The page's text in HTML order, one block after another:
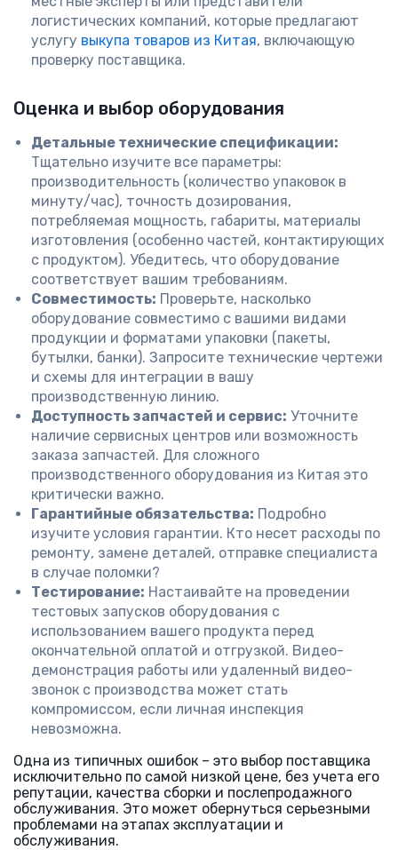
логистических компаний, которые предлагают
услугу выкупа товаров из Китая, включающую
проверку поставщика.
Оценка и выбор оборудования
Детальные технические спецификации:
Тщательно изучите все параметры:
производительность (количество упаковок в
минуту/час), точность дозирования,
потребляемая мощность, габариты, материалы
изготовления (особенно частей, контактирующих
с продуктом). Убедитесь, что оборудование
соответствует вашим требованиям.
Совместимость: Проверьте, насколько
оборудование совместимо с вашими видами
продукции и форматами упаковки (пакеты,
бутылки, банки). Запросите технические чертежи
и схемы для интеграции в вашу
производственную линию.
Доступность запчастей и сервис: Уточните
наличие сервисных центров или возможность
заказа запчастей. Для сложного
производственного оборудования из Китая это
критически важно.
Гарантийные обязательства: Подробно
изучите условия гарантии. Кто несет расходы по
ремонту, замене деталей, отправке специалиста
в случае поломки?
Тестирование: Настаивайте на проведении
тестовых запусков оборудования с
использованием вашего продукта перед
окончательной оплатой и отгрузкой. Видео-
демонстрация работы или удаленный видео-
звонок с производства может стать
компромиссом, если личная инспекция
невозможна.
Одна из типичных ошибок – это выбор поставщика
исключительно по самой низкой цене, без учета его
репутации, качества сборки и послепродажного
обслуживания. Это может обернуться серьезными
проблемами на этапах эксплуатации и
обслуживания.